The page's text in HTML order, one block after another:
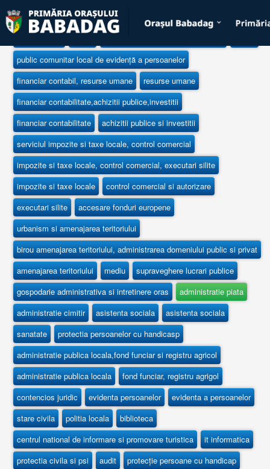
Organizare
public comunitar local de evidență a persoanelor
financiar contabil, resurse umane
resurse umane
financiar contabilitate,achizitii publice,investitii
financiar contabilitate
achizitii publice si investitii
serviciul impozite si taxe locale, control comercial
impozite si taxe locale, control comercial, executari silite
impozite si taxe locale
control comercial si autorizare
executari silite
accesare fonduri europene
urbanism si amenajarea teritoriului
birou amenajarea teritoriului, administrarea domeniului public si privat
amenajarea teritoriului
mediu
supraveghere lucrari publice
gospodarie administrativa si intretinere oras
administratie piata
administratie cimitir
asistenta sociala
asistenta sociala
sanatate
protectia persoanelor cu handicasp
administratie publica locala,fond funciar si registru agricol
administratie publica locala
fond funciar, registru agrigol
contencios juridic
evidenta persoanelor
evidenta a persoanelor
stare civila
politia locala
biblioteca
centrul national de informare si promovare turistica
it informatica
protectia civila si psi
audit protecție persoane cu handicap